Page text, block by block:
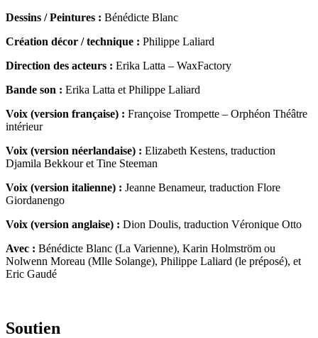
Dessins / Peintures : Bénédicte Blanc
Création décor / technique : Philippe Laliard
Direction des acteurs : Erika Latta – WaxFactory
Bande son : Erika Latta et Philippe Laliard
Voix (version française) : Françoise Trompette – Orphéon Théâtre
intérieur
Voix (version néerlandaise) : Elizabeth Kestens, traduction
Djamila Bekkour et Tine Steeman
Voix (version italienne) : Jeanne Benameur, traduction Flore
Giordanengo
Voix (version anglaise) : Dion Doulis, traduction Véronique Otto
Avec : Bénédicte Blanc (La Varienne), Karin Holmström ou
Nolwenn Moreau (Mlle Solange), Philippe Laliard (le préposé), et
Eric Gaudé
Soutien